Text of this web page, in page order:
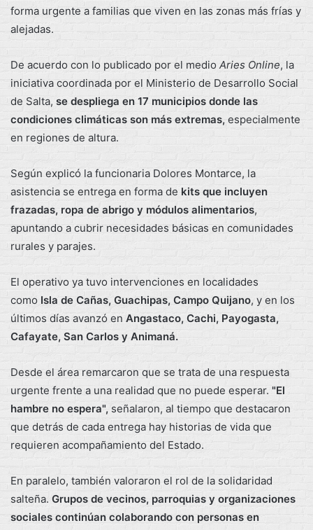
forma urgente a familias que viven en las zonas más frías y
alejadas.
De acuerdo con lo publicado por el medioAries Online, la
iniciativa coordinada por el Ministerio de Desarrollo Social
de Salta, se despliega en 17 municipios donde las
condiciones climáticas son más extremas, especialmente
en regiones de altura.
Según explicó la funcionaria Dolores Montarce, la
asistencia se entrega en forma de kits que incluyen
frazadas, ropa de abrigo y módulos alimentarios,
apuntando a cubrir necesidades básicas en comunidades
rurales y parajes.
El operativo ya tuvo intervenciones en localidades
como Isla de Cañas, Guachipas, Campo Quijano, y en los
últimos días avanzó en Angastaco, Cachi, Payogasta,
Cafayate, San Carlos y Animaná.
Desde el área remarcaron que se trata de una respuesta
urgente frente a una realidad que no puede esperar. "El
hambre no espera", señalaron, al tiempo que destacaron
que detrás de cada entrega hay historias de vida que
requieren acompañamiento del Estado.
En paralelo, también valoraron el rol de la solidaridad
salteña. Grupos de vecinos, parroquias y organizaciones
sociales continúan colaborando con personas en